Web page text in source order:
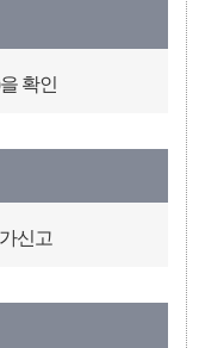
확인
신고